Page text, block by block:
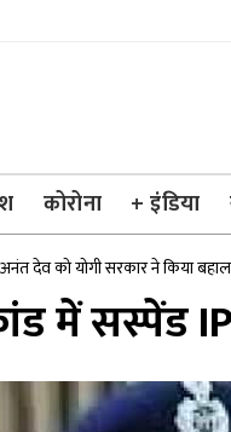
कोरोना + इंडिया
देव को योगी सरकार ने किया बहाल
में सस्पेंड